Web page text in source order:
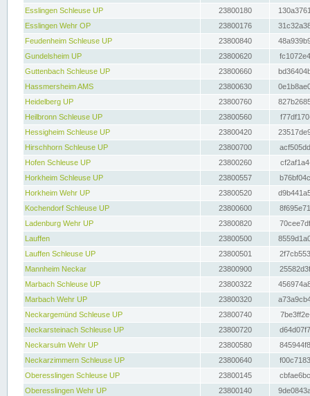
Esslingen Schleuse UP
23800180
Esslingen Wehr OP
23800176
Feudenheim Schleuse UP
23800840
Gundelsheim UP
23800620
Guttenbach Schleuse UP
23800660
Hassmersheim AMS
23800630
Heidelberg UP
23800760
Heilbronn Schleuse UP
23800560
Hessigheim Schleuse UP
23800420
Hirschhorn Schleuse UP
23800700
Hofen Schleuse UP
23800260
Horkheim Schleuse UP
23800557
Horkheim Wehr UP
23800520
Kochendorf Schleuse UP
23800600
Ladenburg Wehr UP
23800820
Lauffen
23800500
Lauffen Schleuse UP
23800501
Mannheim Neckar
23800900
Marbach Schleuse UP
23800322
Marbach Wehr UP
23800320
Neckargemünd Schleuse UP
23800740
Neckarsteinach Schleuse UP
23800720
Neckarsulm Wehr UP
23800580
Neckarzimmern Schleuse UP
23800640
Oberesslingen Schleuse UP
23800145
Oberesslingen Wehr UP
23800140